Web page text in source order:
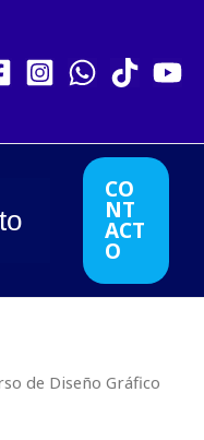
CO
NT
ACT
O
de Diseño Gráfico